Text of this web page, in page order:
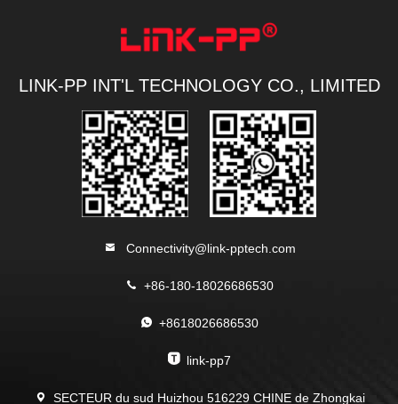
LINK-PP INT'L TECHNOLOGY CO., LIMITED
Connectivity@link-pptech.com
+86-180-18026686530
+8618026686530
link-pp7
SECTEUR du sud Huizhou 516229 CHINE de Zhongkai